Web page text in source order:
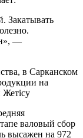
Закатывать
—
в Сарканском
на
Жетiсу
валовый сбор
высажен на 972